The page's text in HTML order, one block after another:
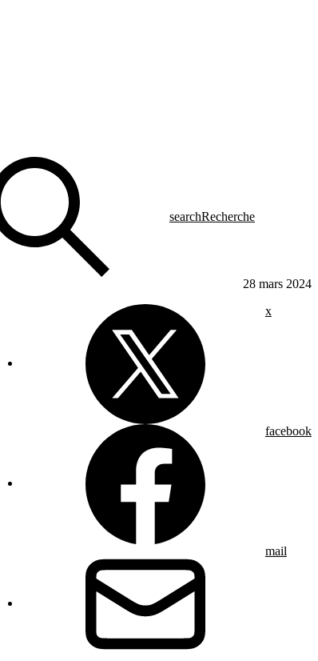
searchRecherche
28 mars 2024
x
facebook
mail